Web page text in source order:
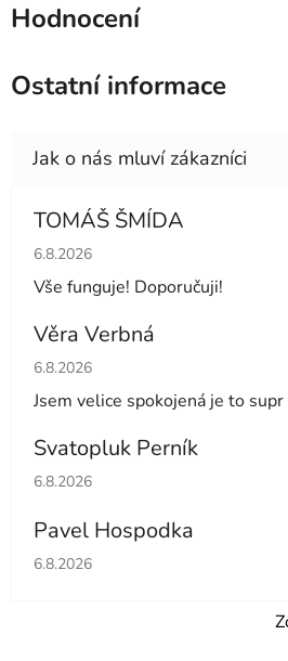
Hodnocení
Ostatní informace
TOMÁŠ ŠMÍDA
Hodnocení obchodu je 5 z 5
6.8.2026
Vše funguje! Doporučuji!
Věra Verbná
Hodnocení obchodu je 5 z 5
6.8.2026
Jsem velice spokojená je to supr
Svatopluk Perník
Hodnocení obchodu je 5 z 5
6.8.2026
Pavel Hospodka
Hodnocení obchodu je 5 z 5
6.8.2026